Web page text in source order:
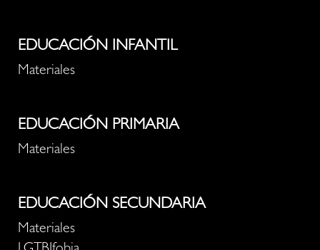
EDUCACIÓN INFANTIL
Materiales
EDUCACIÓN PRIMARIA
Materiales
EDUCACIÓN SECUNDARIA
Materiales